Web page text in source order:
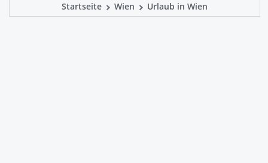
Startseite Wien Urlaub in Wien